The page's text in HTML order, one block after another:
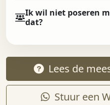
Ik wil niet poseren
dat?
Lees de
Stuur een